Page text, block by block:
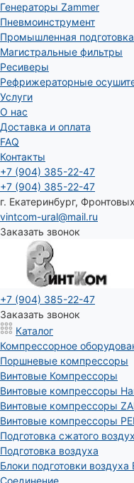
Генераторы Zammer
Пневмоинструмент
Промышленная
Магистральные фильтры
Ресиверы
Рефрижераторные
Услуги
О нас
Доставка и оплата
FAQ
Контакты
+7 (904) 385-22-47
+7 (904) 385-22-47
г. Екатеринбург,
vintcom-ural@mail.ru
Заказать звонок
+7 (904) 385-22-47
Заказать звонок
Каталог
Компрессорное
Поршневые компрессоры
Винтовые Компрессоры
Винтовые компрессоры
Винтовые компрессоры
Винтовые компрессоры
Подготовка сжатого
Подготовка воздуха
Блоки подготовки воздуха
Соединение